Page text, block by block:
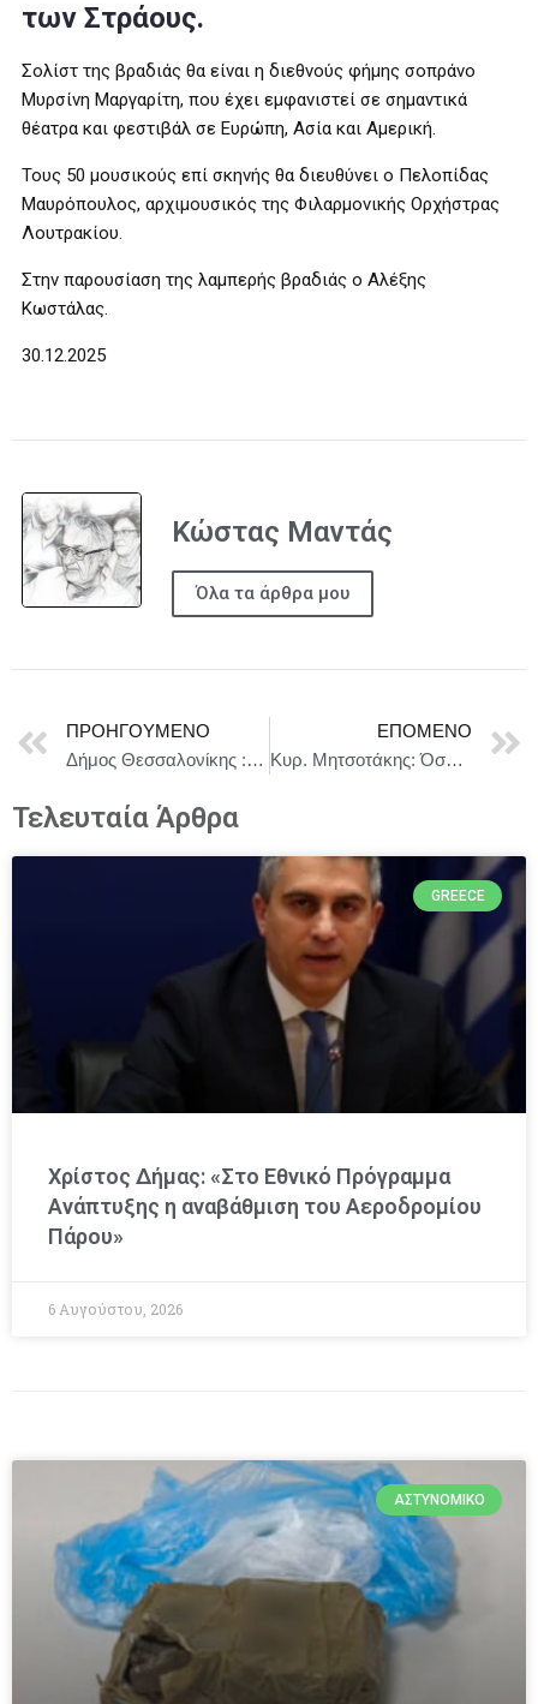
των Στράους.
Σολίστ της βραδιάς θα είναι η διεθνούς φήμης σοπράνο
Μυρσίνη Μαργαρίτη, που έχει εμφανιστεί σε σημαντικά
θέατρα και φεστιβάλ σε Ευρώπη, Ασία και Αμερική.
Τους 50 μουσικούς επί σκηνής θα διευθύνει ο Πελοπίδας
Μαυρόπουλος, αρχιμουσικός της Φιλαρμονικής Ορχήστρας
Λουτρακίου.
Στην παρουσίαση της λαμπερής βραδιάς ο Αλέξης
Κωστάλας.
30.12.2025
Κώστας Μαντάς
Όλα τα άρθρα μου
ΠΡΟΗΓΟΎΜΕΝΟ
Δήμος Θεσσαλονίκης : Κέντρο Μουσικής
ΕΠΌΜΕΝΟ
Κυρ. Μητσοτάκης: Όσο πιο πολύ ταλαιπωρούνται οι πολίτες, τόσο οι αγρότες χάνουν το δίκιο των αιτημάτων τους
Τελευταία Άρθρα
GREECE
Χρίστος Δήμας: «Στο Εθνικό Πρόγραμμα
Ανάπτυξης η αναβάθμιση του Αεροδρομίου
Πάρου»
6 Αυγούστου, 2026
ΑΣΤΥΝΟΜΙΚΌ